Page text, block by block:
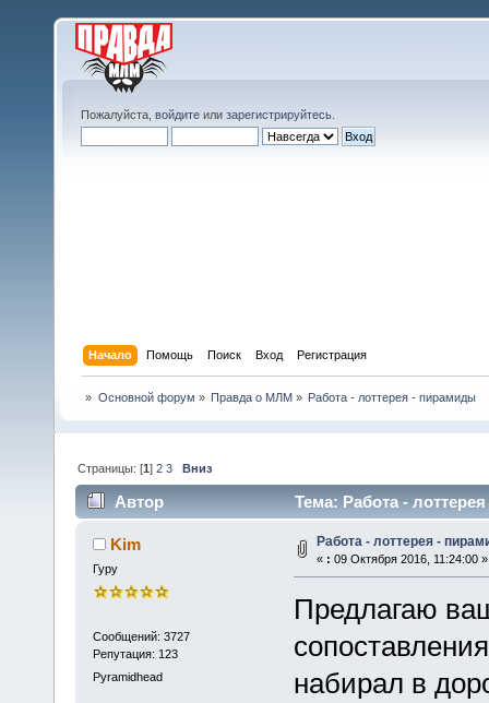
Пожалуйста, войдите или зарегистрируйтесь
Начало Помощь Поиск Вход Регистрация
» Основной форум » Правда о МЛМ » Работа - лоттерея - пирамиды
Страницы: [1]2 3 Вниз
Автор Тема: Работа -
Kim
Гуру
Сообщений: 3727
Репутация: 123
Pyramidhead
Работа - лоттерея -
« : 09 Октября 2016, 11:24:00 »
Предлагаю
набирал в